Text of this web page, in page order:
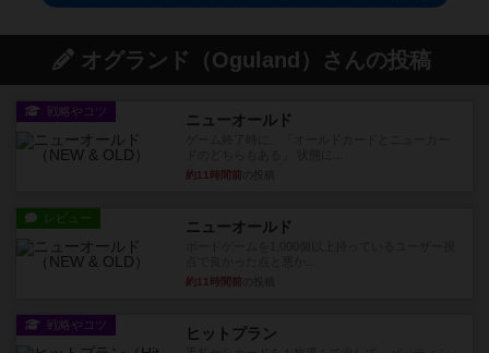
オグランド（Oguland）さんの投稿
戦略やコツ ニューオールド
約11時間前
レビュー ニューオールド
約11時間前
戦略やコツ ヒットプラン